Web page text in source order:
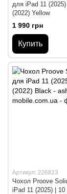
для iPad 11
(2022) Yellow
1 990 грн
Купить
Артикул: 226823
Чохол Proove
iPad 11 (2025) | 10